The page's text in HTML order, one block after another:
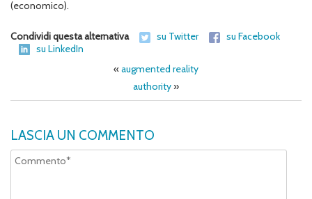
(economico).
Condividi questa alternativa su Twitter
su Facebook
su LinkedIn
«augmented reality
authority»
LASCIA UN COMMENTO